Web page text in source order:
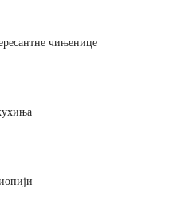
чињенице